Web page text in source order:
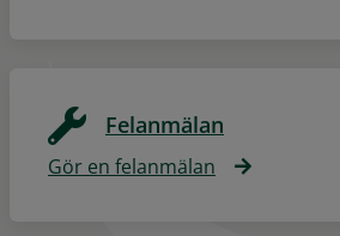
Felanmälan
Gör en felanmälan